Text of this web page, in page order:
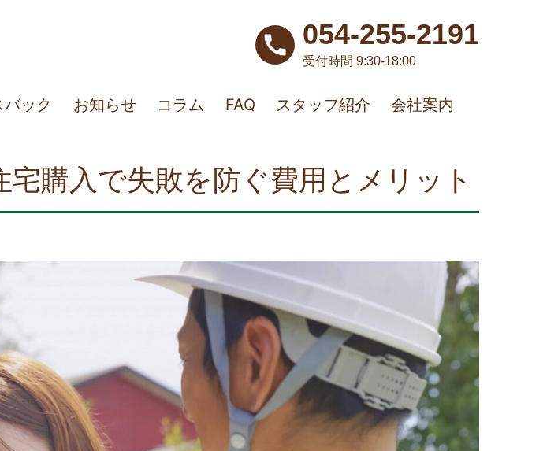
054-255-2191
受付時間 9:30-18:00
バック お知らせ コラム FAQ スタッフ紹介 会社案内
購入で失敗を防ぐ費用とメリット